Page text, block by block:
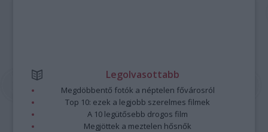
Legolvasottabb
Megdöbbentő fotók a néptelen fővárosról
Top 10: ezek a legjobb szerelmes filmek
A 10 legütősebb drogos film
Megjöttek a meztelen hősnők